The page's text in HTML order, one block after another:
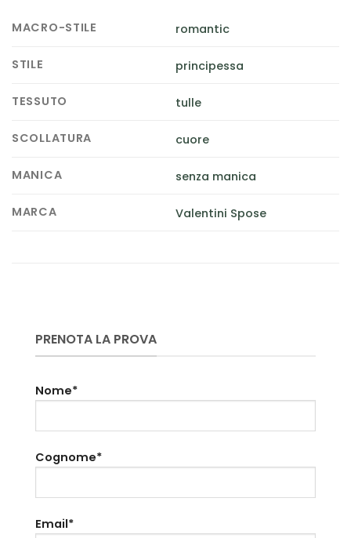
MACRO-STILE romantic
STILE principessa
TESSUTO tulle
SCOLLATURA cuore
MANICA senza manica
MARCA Valentini Spose
PRENOTA LA PROVA
Nome*
Cognome*
Email*